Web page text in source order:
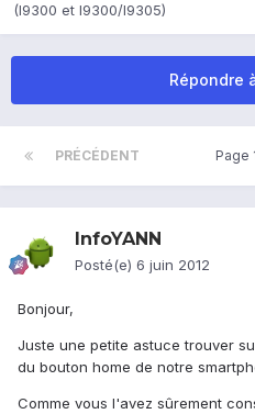
(I9300 et I9300/I9305)
Répondre
PRÉCÉDENT Page
InfoYANN
Posté(e) 6 juin 2012
Bonjour,
Juste une petite astuce trouver
du bouton home de notre
Comme vous l'avez sûrement